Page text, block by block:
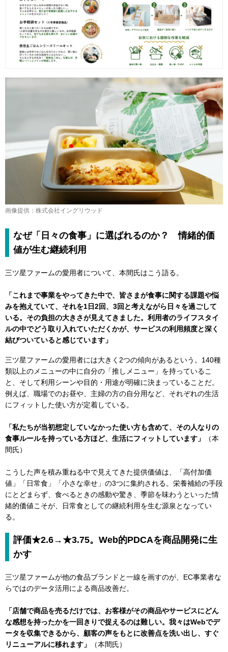
画像提供：株式会社イングリウッド
なぜ「日々の食事」に選ばれるのか？ 情緒的価
値が生む継続利用
三ツ星ファームの愛用者について、本間氏はこう語る。
「これまで事業をやってきた中で、皆さまが食事に関する課題や悩
みを抱えていて、それを1日2回、3回と考えながら日々を過ごして
いる。その負担の大きさが見えてきました。利用者のライフスタイ
ルの中でどう取り入れていただくかが、サービスの利用頻度と深く
結びついていると感じています」
三ツ星ファームの愛用者には大きく2つの傾向があるという。140種
類以上のメニューの中に自分の「推しメニュー」を持っているこ
と、そして利用シーンや目的・用途が明確に決まっていることだ。
例えば、職場でのお昼や、主婦の方の自分用など、それぞれの生活
にフィットした使い方が定着している。
「私たちが当初想定していなかった使い方も含めて、その人なりの
食事ルールを持っている方ほど、生活にフィットしています」
（本
間氏）
こうした声を積み重ねる中で見えてきた提供価値は、「高付加価
値」「日常食」「小さな幸せ」の3つに集約される。栄養補給の手段
にとどまらず、食べるときの感動や驚き、季節を味わうといった情
緒的価値こそが、日常食としての継続利用を生む源泉となってい
る。
評価★2.6→★3.75。Web的PDCAを商品開発に生
かす
三ツ星ファームが他の食品ブランドと一線を画すのが、EC事業者な
らではのデータ活用による商品改善だ。
「店舗で商品を売るだけでは、お客様がその商品やサービスにどん
な感想を持ったかを一回きりで捉えるのは難しい。我々はWebでデ
ータを収集できるから、顧客の声をもとに改善点を洗い出し、すぐ
リニューアルに移れます」
（本間氏）